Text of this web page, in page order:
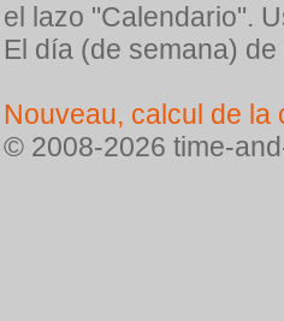
el lazo "Calendario".
El día (de semana)
Nouveau, calcul de la
© 2008-2026 time-